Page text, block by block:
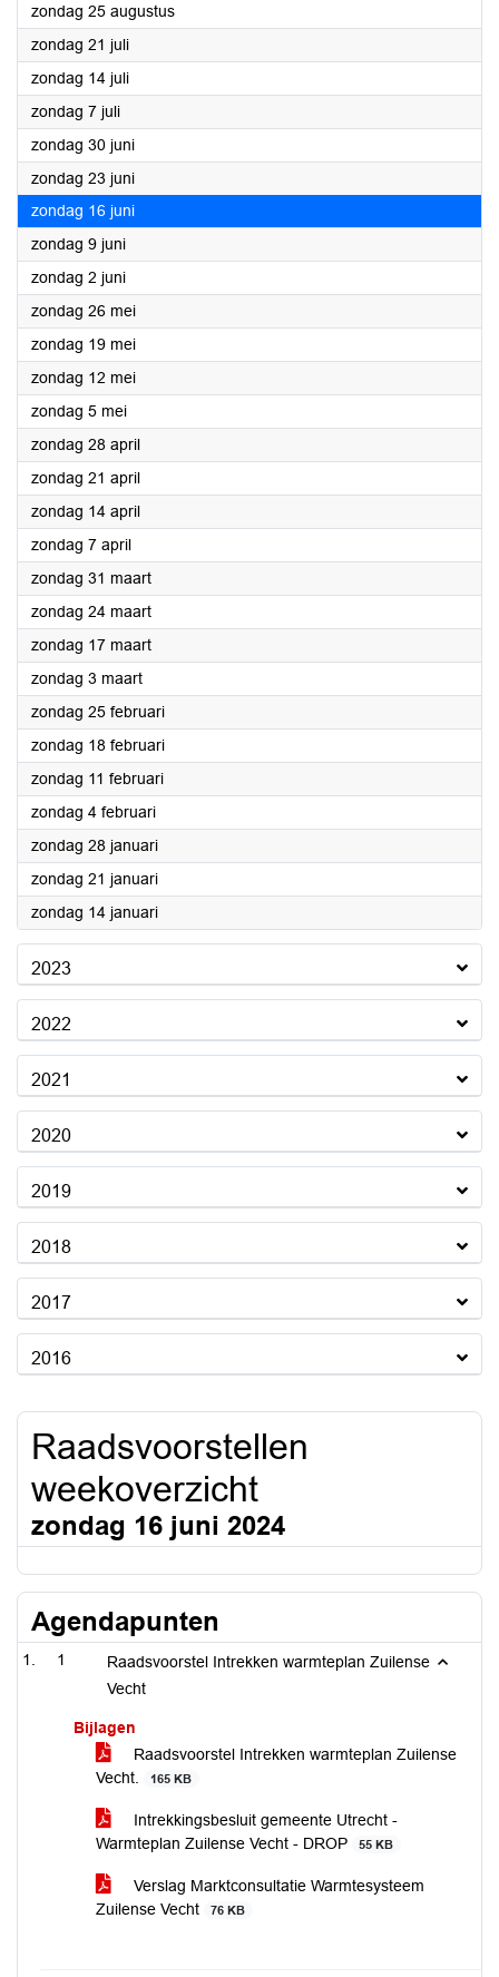
zondag 25 augustus2024
zondag 21 juli2024
zondag 14 juli2024
zondag 7 juli2024
zondag 30 juni2024
zondag 23 juni2024
zondag 16 juni2024
zondag 9 juni2024
zondag 2 juni2024
zondag 26 mei2024
zondag 19 mei2024
zondag 12 mei2024
zondag 5 mei2024
zondag 28 april2024
zondag 21 april2024
zondag 14 april2024
zondag 7 april2024
zondag 31 maart2024
zondag 24 maart2024
zondag 17 maart2024
zondag 3 maart2024
zondag 25 februari2024
zondag 18 februari2024
zondag 11 februari2024
zondag 4 februari2024
zondag 28 januari2024
zondag 21 januari2024
zondag 14 januari2024
2023
2022
2021
2020
2019
2018
2017
2016
Raadsvoorstellen
weekoverzicht
zondag 16 juni 2024
Agendapunten
1
Raadsvoorstel Intrekken warmteplan Zuilense
Vecht
Bijlagen
Raadsvoorstel Intrekken warmteplan Zuilense
Vecht.
165 KB
Intrekkingsbesluit gemeente Utrecht -
Warmteplan Zuilense Vecht - DROP
55 KB
Verslag Marktconsultatie Warmtesysteem
Zuilense Vecht
76 KB